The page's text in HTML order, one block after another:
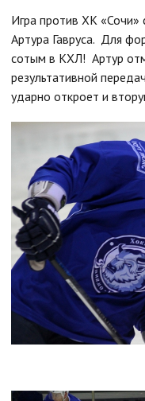
Игра против ХК «Сочи»
Артура Гавруса. Для
сотым в КХЛ! Артур
результативной
ударно откроет и